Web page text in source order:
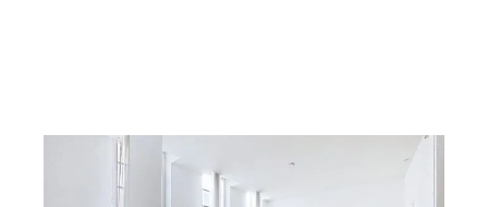
ROCHEFORT 17
80,83 m
, 3 pièces